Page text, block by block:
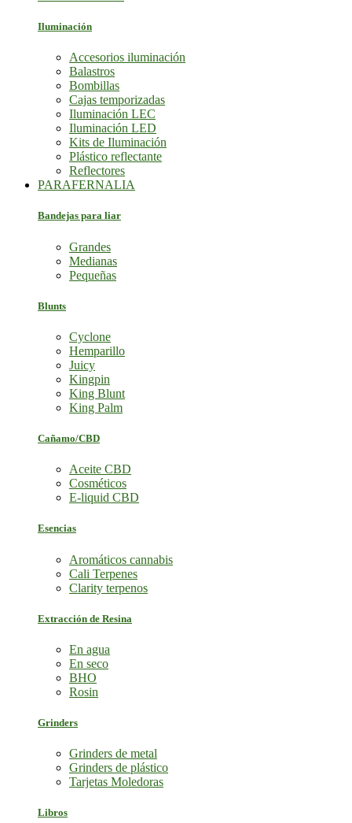
Iluminación
Accesorios iluminación
Balastros
Bombillas
Cajas temporizadas
Iluminación LEC
Iluminación LED
Kits de Iluminación
Plástico reflectante
Reflectores
PARAFERNALIA
Bandejas para liar
Grandes
Medianas
Pequeñas
Blunts
Cyclone
Hemparillo
Juicy
Kingpin
King Blunt
King Palm
Cañamo/CBD
Aceite CBD
Cosméticos
E-liquid CBD
Esencias
Aromáticos cannabis
Cali Terpenes
Clarity terpenos
Extracción de Resina
En agua
En seco
BHO
Rosin
Grinders
Grinders de metal
Grinders de plástico
Tarjetas Moledoras
Libros